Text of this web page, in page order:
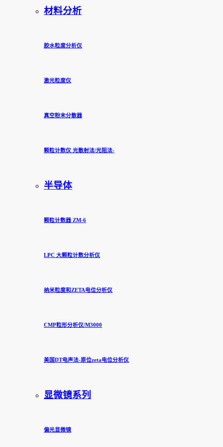
材料分析
胶水粒度分析仪
激光粒度仪
真空粉末分散器
颗粒计数仪 光散射法/光阻法-
半导体
颗粒计数器 ZM-6
LPC 大颗粒计数分析仪
纳米粒度和ZETA电位分析仪
CMP粒形分析仪/M3000
美国DT电声法-原位zeta电位分析仪
显微镜系列
偏光显微镜